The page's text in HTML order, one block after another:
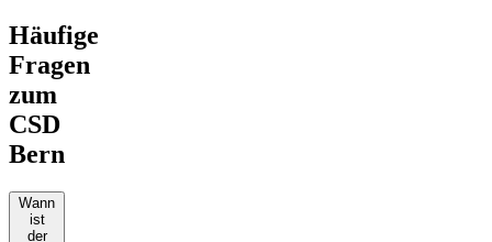
Häufige
Fragen
zum
CSD
Bern
Wann
ist
der